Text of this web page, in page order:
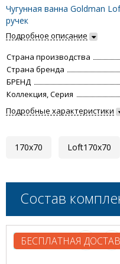
Чугунная ванна Goldman
ручек
Подробное описание
Страна производства
Страна бренда
БРЕНД
Коллекция, Серия
Подробные характеристики
170x70 Loft170x70
Состав
БЕСПЛАТНАЯ